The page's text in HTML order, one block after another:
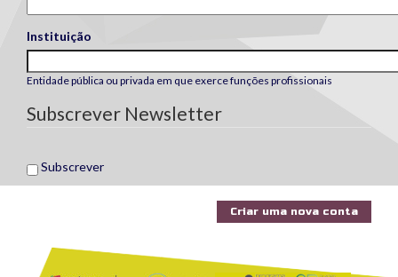
Instituição
Entidade pública ou privada em que exerce funções profissionais
Subscrever Newsletter
Subscrever